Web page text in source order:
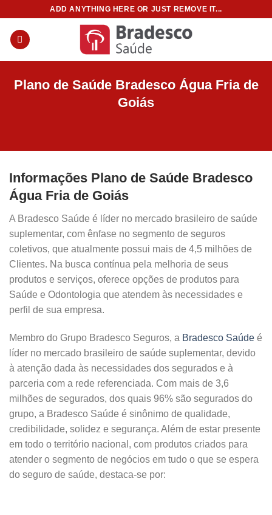
content
ADD ANYTHING HERE OR JUST REMOVE IT...
Plano de Saúde Bradesco Água Fria de
Goiás
Informações Plano de Saúde Bradesco
Água Fria de Goiás
A Bradesco Saúde é líder no mercado brasileiro de saúde
suplementar, com ênfase no segmento de seguros
coletivos, que atualmente possui mais de 4,5 milhões de
Clientes. Na busca contínua pela melhoria de seus
produtos e serviços, oferece opções de produtos para
Saúde e Odontologia que atendem às necessidades e
perfil de sua empresa.
Membro do Grupo Bradesco Seguros, a Bradesco Saúde é
líder no mercado brasileiro de saúde suplementar, devido
à atenção dada às necessidades dos segurados e à
parceria com a rede referenciada. Com mais de 3,6
milhões de segurados, dos quais 96% são segurados do
grupo, a Bradesco Saúde é sinônimo de qualidade,
credibilidade, solidez e segurança. Além de estar presente
em todo o território nacional, com produtos criados para
atender o segmento de negócios em tudo o que se espera
do seguro de saúde, destaca-se por: